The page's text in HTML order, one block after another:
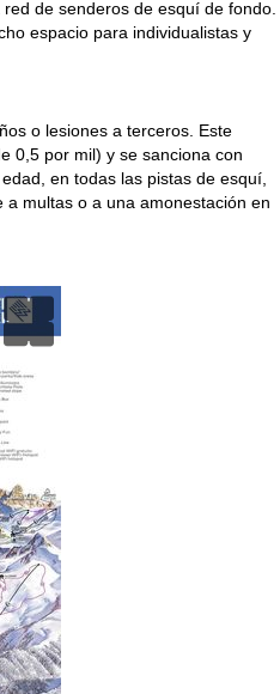
de senderos de esquí de fondo.
espacio para individualistas y
o lesiones a terceros. Este
0,5 por mil) y se sanciona con
en todas las pistas de esquí,
multas o a una amonestación en